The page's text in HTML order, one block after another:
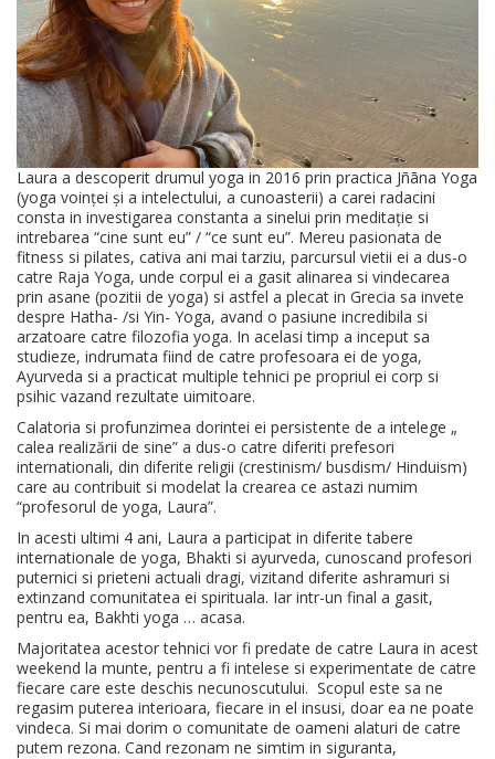
Laura a descoperit drumul yoga in 2016 prin practica Jñāna Yoga
(yoga voinței și a intelectului, a cunoasterii) a carei radacini
consta in investigarea constanta a sinelui prin meditație si
intrebarea “cine sunt eu” / “ce sunt eu”. Mereu pasionata de
fitness si pilates, cativa ani mai tarziu, parcursul vietii ei a dus-o
catre Raja Yoga, unde corpul ei a gasit alinarea si vindecarea
prin asane (pozitii de yoga) si astfel a plecat in Grecia sa invete
despre Hatha- /si Yin- Yoga, avand o pasiune incredibila si
arzatoare catre filozofia yoga. In acelasi timp a inceput sa
studieze, indrumata fiind de catre profesoara ei de yoga,
Ayurveda si a practicat multiple tehnici pe propriul ei corp si
psihic vazand rezultate uimitoare.
Calatoria si profunzimea dorintei ei persistente de a intelege „
calea realizării de sine” a dus-o catre diferiti prefesori
internationali, din diferite religii (crestinism/ busdism/ Hinduism)
care au contribuit si modelat la crearea ce astazi numim
“profesorul de yoga, Laura”.
In acesti ultimi 4 ani, Laura a participat in diferite tabere
internationale de yoga, Bhakti si ayurveda, cunoscand profesori
puternici si prieteni actuali dragi, vizitand diferite ashramuri si
extinzand comunitatea ei spirituala. Iar intr-un final a gasit,
pentru ea, Bakhti yoga … acasa.
Majoritatea acestor tehnici vor fi predate de catre Laura in acest
weekend la munte, pentru a fi intelese si experimentate de catre
fiecare care este deschis necunoscutului. Scopul este sa ne
regasim puterea interioara, fiecare in el insusi, doar ea ne poate
vindeca. Si mai dorim o comunitate de oameni alaturi de catre
putem rezona. Cand rezonam ne simtim in siguranta,